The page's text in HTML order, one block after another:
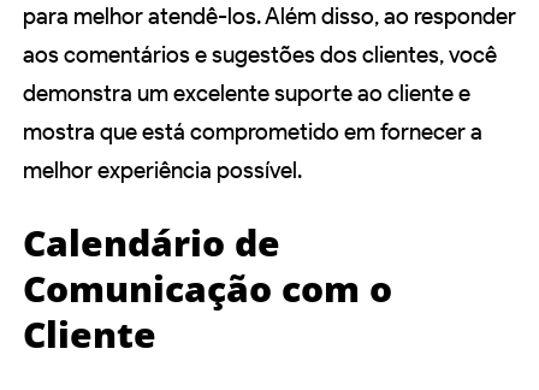
para melhor atendê-los. Além disso, ao responder
aos comentários e sugestões dos clientes, você
demonstra um excelente suporte ao cliente e
mostra que está comprometido em fornecer a
melhor experiência possível.
Calendário de
Comunicação com o
Cliente